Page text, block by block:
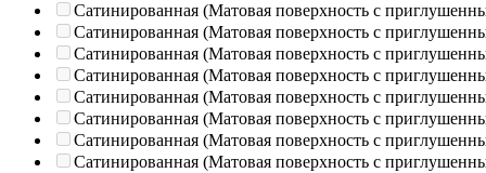
Сатинированная (Матовая поверхность с
Сатинированная (Матовая поверхность с
Сатинированная (Матовая поверхность с
Сатинированная (Матовая поверхность с
Сатинированная (Матовая поверхность с
Сатинированная (Матовая поверхность с
Сатинированная (Матовая поверхность с
Сатинированная (Матовая поверхность с